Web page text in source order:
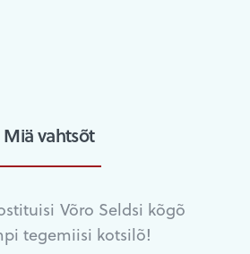
Miä vahtsõt
Võro Seldsi kõgõ
tegemiisi kotsilõ!